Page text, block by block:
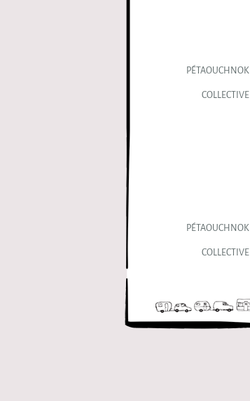
PÉTAOUCHNOK
COLLECTIVE
PÉTAOUCHNOK
COLLECTIVE